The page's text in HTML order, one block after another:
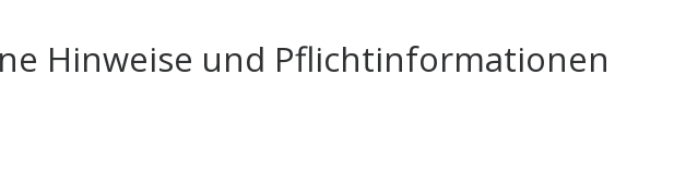
Hinweise und Pflichtinformationen